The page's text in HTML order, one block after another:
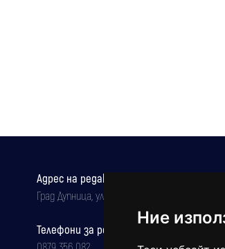
Ние
Адрес на редакцията
Град Дупница, ул.''Христо Ботев" 43
Телефони за реклама и абонаменти
0879 356 082